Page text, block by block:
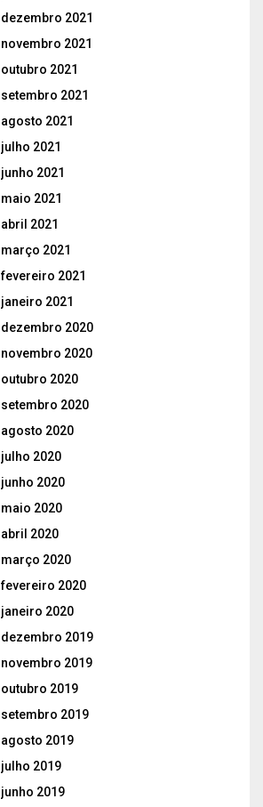
dezembro 2021
novembro 2021
outubro 2021
setembro 2021
agosto 2021
julho 2021
junho 2021
maio 2021
abril 2021
março 2021
fevereiro 2021
janeiro 2021
dezembro 2020
novembro 2020
outubro 2020
setembro 2020
agosto 2020
julho 2020
junho 2020
maio 2020
abril 2020
março 2020
fevereiro 2020
janeiro 2020
dezembro 2019
novembro 2019
outubro 2019
setembro 2019
agosto 2019
julho 2019
junho 2019